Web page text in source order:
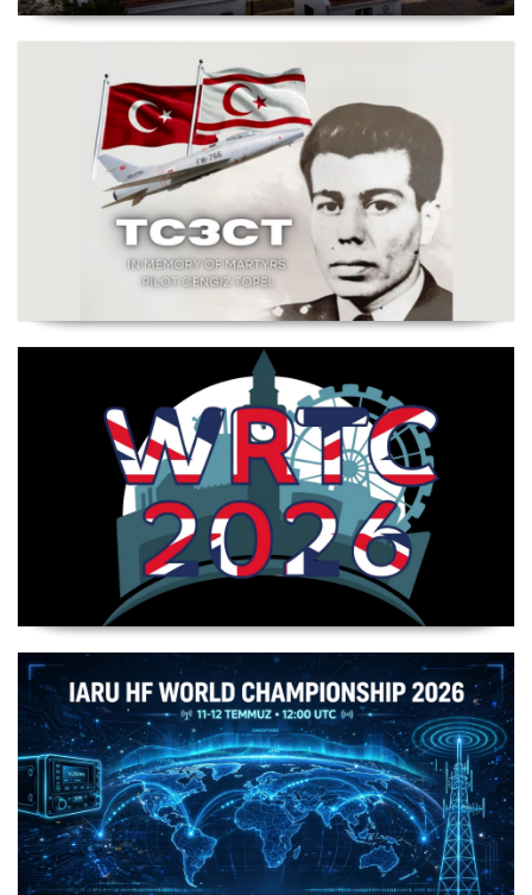
TC3X - Sarpıncık Feneri'nden ILLW'de Aktif Olacak - 14-
Şehit Pilot Yüzbaşı Cengiz Topel Anma Etkinliği
WRTC 2026 Şampiyonu Litvanya Takımı